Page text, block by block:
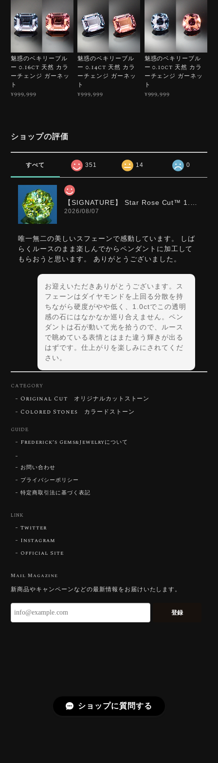
魅惑のベキリーブル
ー 0.16ct 天然 カラ
ーチェンジ ガーネッ
ト
¥999,999
魅惑のベキリーブル
ー 0.14ct 天然 カラ
ーチェンジ ガーネッ
ト
¥999,999
魅惑のベキリーブル
ー 0.10ct 天然 カラ
ーチェンジ ガーネッ
ト
¥999,999
ショップの評価
すべて 351 14 0
2026/08/07
唯一無二の美しいスフェーンで感動しています。 しば
らくルースのまま楽しんでからペンダントに加工して
もらおうと思います。 ありがとうございました。
お迎えいただきありがとうございます。ス
フェーンはダイヤモンドを上回る分散を持
ちながら硬度がやや低く、1.0ctでこの透明
感の石にはなかなか巡り合えません。ペン
ダントは石が動いて光を拾うので、ルース
で眺めている表情とはまた違う輝きが出る
はずです。仕上がりを楽しみにされてくだ
さい。
2026/07/30
いです。 ウルウルとギラギラを一度に見ることができ
る不思議なカットだと感じました。強い煌めきだけで
です。Star Rose Cut™ は中心から外へ広
CATEGORY
Original Cut オリジナルカットストーン
Colored Stones カラードストーン
GUIDE
Frederick’s Gems&Jewelryについて
お問い合わせ
プライバシーポリシー
特定商取引法に基づく表記
LINK
Twitter
Instagram
Official Site
Mail Magazine
新商品やキャンペーンなどの最新情報をお届けいたします。
登録
ショップに質問する